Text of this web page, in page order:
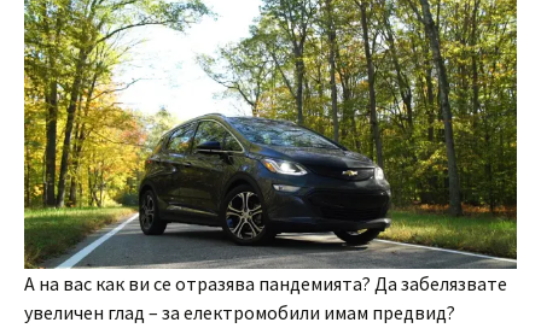
А на вас как ви се отразява пандемията? Да забелязвате
увеличен глад – за електромобили имам предвид?